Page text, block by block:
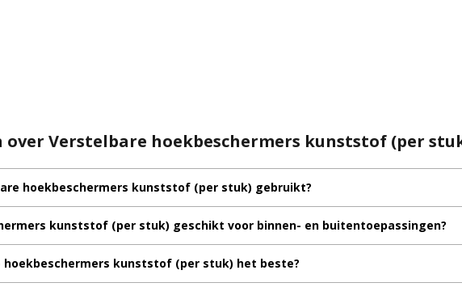
over Verstelbare hoekbeschermers kunststof (per
hoekbeschermers kunststof (per stuk) gebruikt?
kunststof (per stuk) geschikt voor binnen- en buitentoepassingen?
kunststof (per stuk) het beste?